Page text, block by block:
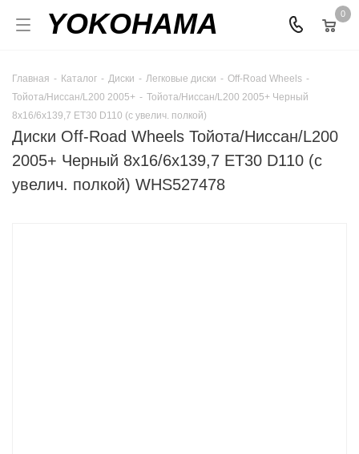
YOKOHAMA 0
Главная - Каталог - Диски - Легковые диски - Off-Road Wheels -
Тойота/Ниссан/L200 2005+ - Тойота/Ниссан/L200 2005+ Черный
8x16/6x139,7 ET30 D110 (с увелич. полкой)
Диски Off-Road Wheels Тойота/Ниссан/L200
2005+ Черный 8x16/6x139,7 ET30 D110 (с
увелич. полкой) WHS527478